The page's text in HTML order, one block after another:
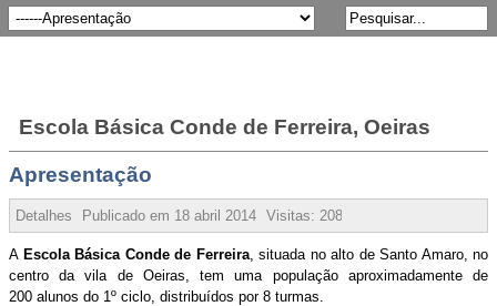
Escola Básica Conde de Ferreira, Oeiras
Apresentação
Detalhes Publicado em 18 abril 2014 Visitas: 208875
A Escola Básica Conde de Ferreira, situada no alto de Santo Amaro, no
centro da vila de Oeiras, tem uma população aproximadamente de
200 alunos do 1º ciclo, distribuídos por 8 turmas.